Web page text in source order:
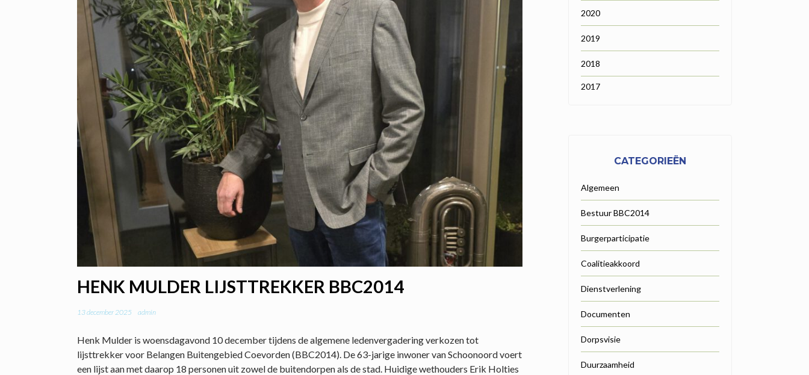
HENK MULDER LIJSTTREKKER BBC2014
13 december 2025 admin
Henk Mulder is woensdagavond 10 december tijdens de algemene ledenvergadering verkozen tot
lijsttrekker voor Belangen Buitengebied Coevorden (BBC2014). De 63-jarige inwoner van Schoonoord voert
een lijst aan met daarop 18 personen uit zowel de buitendorpen als de stad. Huidige wethouders Erik Holties
2020
2019
2018
2017
CATEGORIEËN
Algemeen
Bestuur BBC2014
Burgerparticipatie
Coalitieakkoord
Dienstverlening
Documenten
Dorpsvisie
Duurzaamheid